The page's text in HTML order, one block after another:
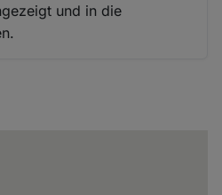
und in die